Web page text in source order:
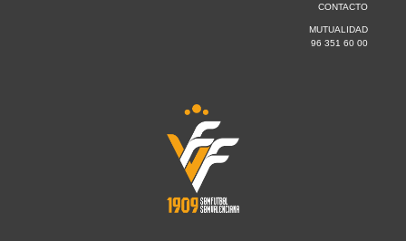
CONTACTO
MUTUALIDAD
96 351 60 00